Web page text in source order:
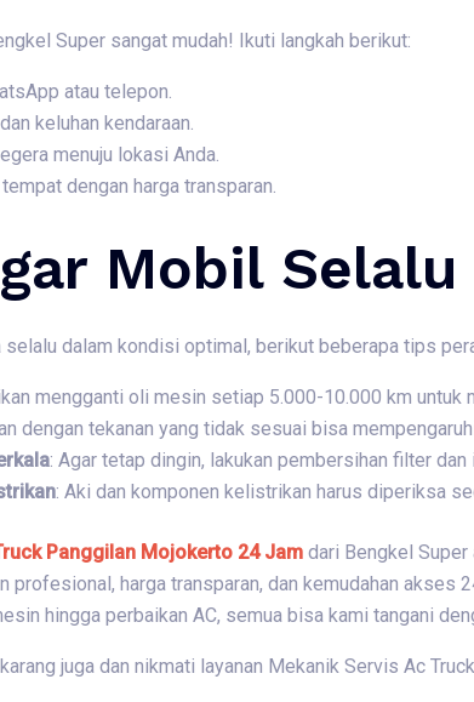
Super sangat mudah! Ikuti langkah berikut:
atau telepon.
keluhan kendaraan.
menuju lokasi Anda.
dengan harga transparan.
Mobil
selalu dalam kondisi optimal, berikut beberapa tips
mengganti oli mesin setiap 5.000-10.000 km untuk
dengan tekanan yang tidak sesuai bisa
: Agar tetap dingin, lakukan pembersihan filter
: Aki dan komponen kelistrikan harus diperiksa
Panggilan Mojokerto 24 Jamdari Bengkel Super
profesional, harga transparan, dan kemudahan akses
hingga perbaikan AC, semua bisa kami tangani
juga dan nikmati layanan Mekanik Servis Ac